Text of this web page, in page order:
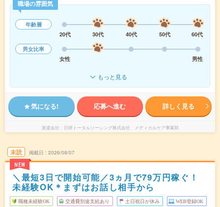
職場の雰囲気
年齢層
20代
30代 40代 50代
60代
男女比率
女性
男性
もっと見る
気になる! 応募へ進む 詳しく見る
派遣会社 日研トータルソーシング株式会社 メディカルケア事業部
未読
NEW
掲載日 2026/08/07
＼最短3日で開始可能／3ヵ月で79万円稼ぐ！
未経験OK＊まずはお話し相手から
職種未経験OK 交通費別途支給あり 土日祝日が休み WEB登録OK